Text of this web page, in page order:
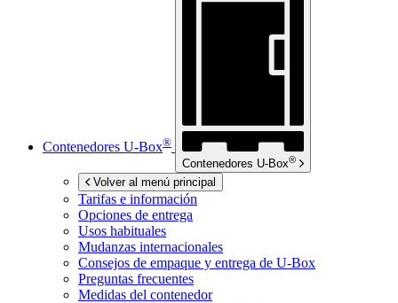
Contenedores U-Box®
Contenedores U-Box®
Volver al menú principal
Tarifas e información
Opciones de entrega
Usos habituales
Mudanzas internacionales
Consejos de empaque y entrega de U-Box
Preguntas frecuentes
Medidas del contenedor